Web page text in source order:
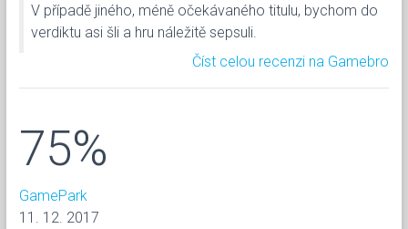
V případě jiného, méně očekávaného titulu, bychom do
verdiktu asi šli a hru náležitě sepsuli.
Číst celou recenzi na Gamebro
75%
GamePark
11. 12. 2017